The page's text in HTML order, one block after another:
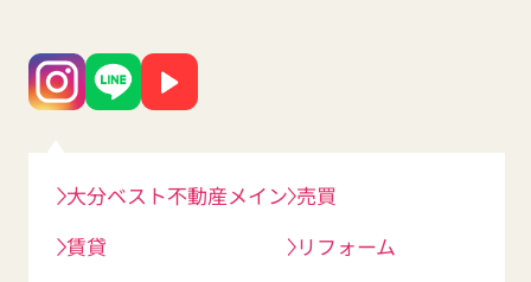
大分ベスト不動産メイン
賃貸
売買
リフォーム